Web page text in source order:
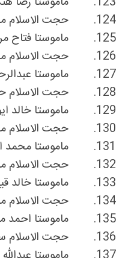
124.
حجت الاسلام
125.
ماموستا فتاح
126.
حجت الاسلام
127.
ماموستا
128.
حجت الاسلام
129.
ماموستا خالد
130.
حجت الاسلام
131.
ماموستا محمد
132.
حجت الاسلام
133.
ماموستا خالد
134.
حجت الاسلام
135.
ماموستا احمد
136.
حجت الاسلام